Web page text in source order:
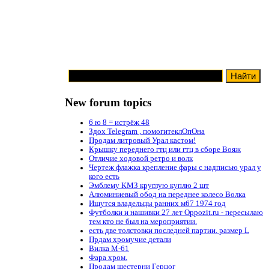
New forum topics
6 ю 8 = истрёж 48
Здох Telegram , помогитеклОпОна
Продам литровый Урал кастом!
Крышку переднего гтц или гтц в сборе Вояж
Отличие ходовой ретро и волк
Чертеж флажка крепление фары с надписью урал у
кого есть
Эмблему КМЗ круглую куплю 2 шт
Алюминиевый обод на переднее колесо Волка
Ищутся владельцы ранних м67 1974 год
Футболки и нашивки 27 лет Oppozit.ru - пересылаю
тем кто не был на мероприятии.
есть две толстовки последней партии. размер L
Прдам хромучие детали
Вилка М-61
Фара хром.
Продам шестерни Герцог